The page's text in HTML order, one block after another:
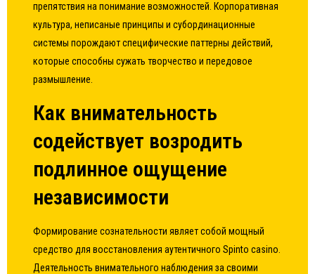
препятствия на понимание возможностей. Корпоративная
культура, неписаные принципы и субординационные
системы порождают специфические паттерны действий,
которые способны сужать творчество и передовое
размышление.
Как внимательность
содействует возродить
подлинное ощущение
независимости
Формирование сознательности являет собой мощный
средство для восстановления аутентичного Spinto casino.
Деятельность внимательного наблюдения за своими